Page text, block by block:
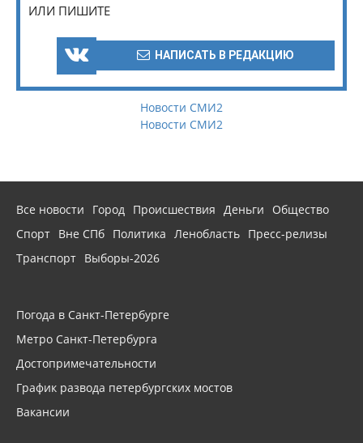
ИЛИ ПИШИТЕ
НАПИСАТЬ В РЕДАКЦИЮ
Новости СМИ2
Новости СМИ2
Все новости Город Происшествия Деньги
Общество
Спорт Вне СПб Политика Ленобласть Пресс-релизы
Транспорт Выборы-2026
Погода в Санкт-Петербурге
Метро Санкт-Петербурга
Достопримечательности
График развода петербургских мостов
Вакансии